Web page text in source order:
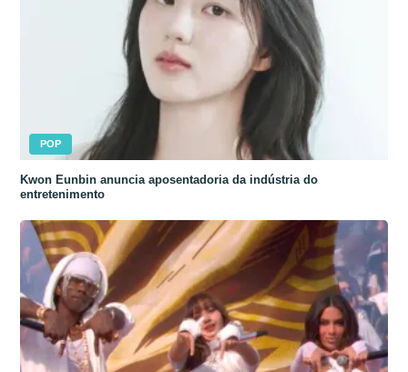
POP
Kwon Eunbin anuncia aposentadoria da indústria do
entretenimento